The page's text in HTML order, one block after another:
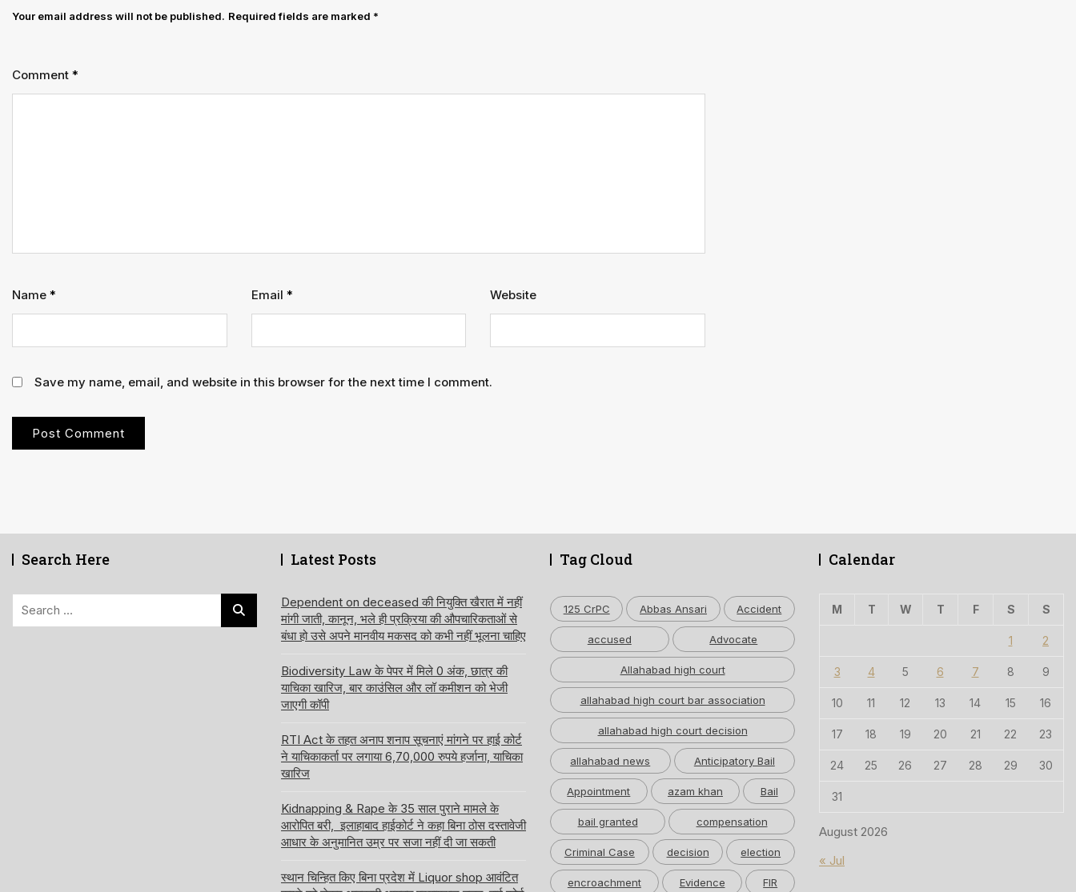
व्यक्तिगत
मौजूद
Your email address will not be published. Required fields are marked *
Comment *
Name * Email * Website
Save my name, email, and website in this browser for the next time I comment.
Search Here Latest Posts
Dependent on deceased की नियुक्ति खैरात में नहीं
मांगी जाती, कानून, भले ही प्रक्रिया की औपचारिकताओं से
बंधा हो उसे अपने मानवीय मकसद को कभी नहीं भूलना चाहिए
Biodiversity Law के पेपर में मिले 0 अंक, छात्र की
याचिका खारिज, बार काउंसिल और लॉ कमीशन को भेजी
जाएगी कॉपी
RTI Act के तहत अनाप शनाप सूचनाएं मांगने पर हाई कोर्ट
ने याचिकाकर्ता पर लगाया 6,70,000 रुपये हर्जाना, याचिका
खारिज
Kidnapping & Rape के 35 साल पुराने मामले के
आरोपित बरी, इलाहाबाद हाईकोर्ट ने कहा बिना ठोस दस्तावेजी
आधार के अनुमानित उम्र पर सजा नहीं दी जा सकती
स्थान चिन्हित किए बिना प्रदेश में Liquor shop आवंटित
Tag Cloud
125 CrPC Abbas Ansari Accident
accused Advocate
Allahabad high court
allahabad high court bar association
allahabad high court decision
allahabad news Anticipatory Bail
Appointment azam khan Bail
bail granted compensation
Criminal Case decision election
encroachment Evidence FIR
Calendar
August 2026
M T W T F S S
1 2
3 4 5 6 7 8 9
10 11 12 13 14 15 16
17 18 19 20 21 22 23
24 25 26 27 28 29 30
31
« Jul